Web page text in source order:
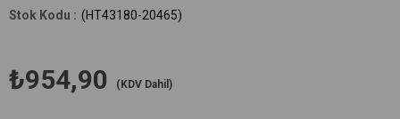
(HT43180-20465)
₺954,90 (KDV Dahil)